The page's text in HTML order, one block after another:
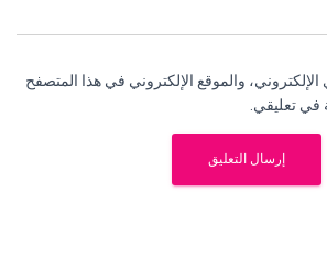
والموقع الإلكتروني في هذا المتصفح
في تعليقي.